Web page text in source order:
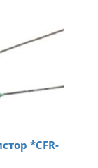
*CFR-